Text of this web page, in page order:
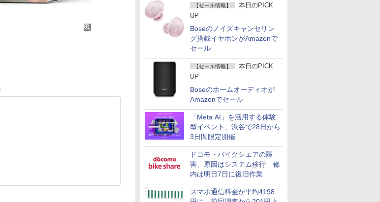
【セール情報】
本日のPICK
UP
Boseのノイズキャンセリン
グ搭載イヤホンがAmazonで
セール
【セール情報】
本日のPICK
UP
Boseのホームオーディオが
Amazonでセール
「Meta AI」を活用する体験
型イベント、渋谷で28日から
3日間限定開催
ドコモ・バイクシェアの障
害、原因はシステム移行 都
内は明日7日に復旧作業
スマホ通信料金が平均4198